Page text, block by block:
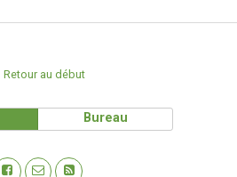
Retour au début
Bureau